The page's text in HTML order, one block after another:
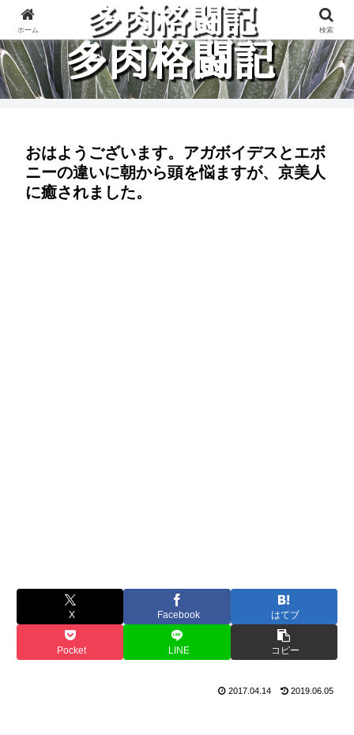
多肉植物と楽しく格闘している記録です。
おはようございます。アガボイデスとエボ
ニーの違いに朝から頭を悩ますが、京美人
に癒されました。
X Facebook はてブ
Pocket LINE コピー
2017.04.14 2019.06.05
ホーム 検索